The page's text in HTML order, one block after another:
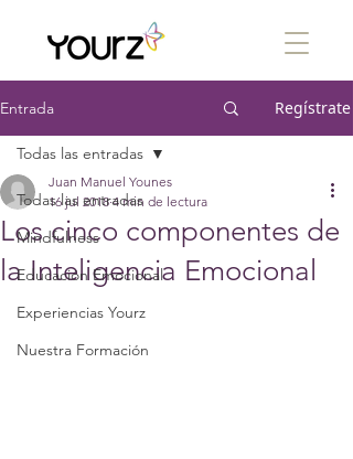
Entrada Regístrate
Todas las entradas
Mindfulness
Educación Emocional
Experiencias Yourz
Nuestra Formación
Todas las entradas
Los cinco componentes de
la Inteligencia Emocional
Juan Manuel Younes
16 jul 2018 4 min de lectura